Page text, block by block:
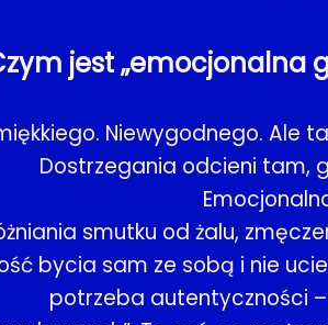
jest „emocjonalna
Niewygodnego.
Dostrzegania odcieni tam,
smutku od żalu,
bycia sam ze sobą i nie
potrzeba autentyczności